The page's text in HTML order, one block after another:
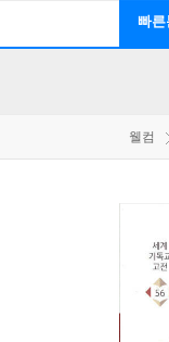
빠른
웰컴